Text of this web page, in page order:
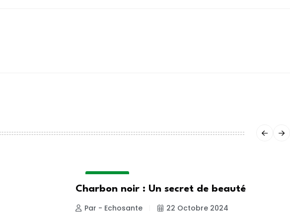
Charbon noir : Un secret de beauté
Par - Echosante
22 Octobre 2024